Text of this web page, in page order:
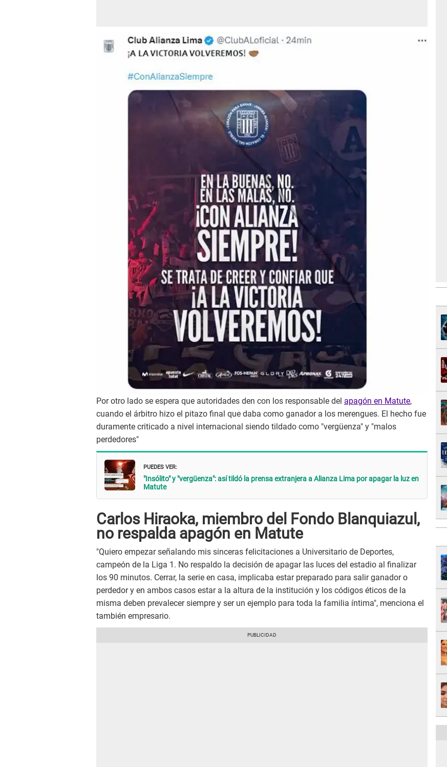
Por otro lado se espera que autoridades den con los responsable del apagón en Matute,
cuando el árbitro hizo el pitazo final que daba como ganador a los merengues. El hecho fue
duramente criticado a nivel internacional siendo tildado como "vergüenza" y "malos
perdedores"
PUEDES VER:
"Insólito" y "vergüenza": así tildó la prensa extranjera a Alianza Lima por apagar la luz en
Matute
Carlos Hiraoka, miembro del Fondo Blanquiazul,
no respalda apagón en Matute
"Quiero empezar señalando mis sinceras felicitaciones a Universitario de Deportes,
campeón de la Liga 1. No respaldo la decisión de apagar las luces del estadio al finalizar
los 90 minutos. Cerrar, la serie en casa, implicaba estar preparado para salir ganador o
perdedor y en ambos casos estar a la altura de la institución y los códigos éticos de la
misma deben prevalecer siempre y ser un ejemplo para toda la familia íntima", menciona el
también empresario.